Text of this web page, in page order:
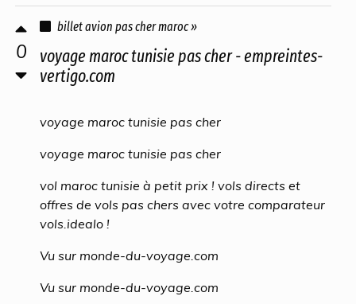
0
billet avion pas cher maroc »
voyage maroc tunisie pas cher - empreintes-
vertigo.com
voyage maroc tunisie pas cher
voyage maroc tunisie pas cher
vol maroc tunisie à petit prix ! vols directs et
offres de vols pas chers avec votre comparateur
vols.idealo !
Vu sur monde-du-voyage.com
Vu sur monde-du-voyage.com